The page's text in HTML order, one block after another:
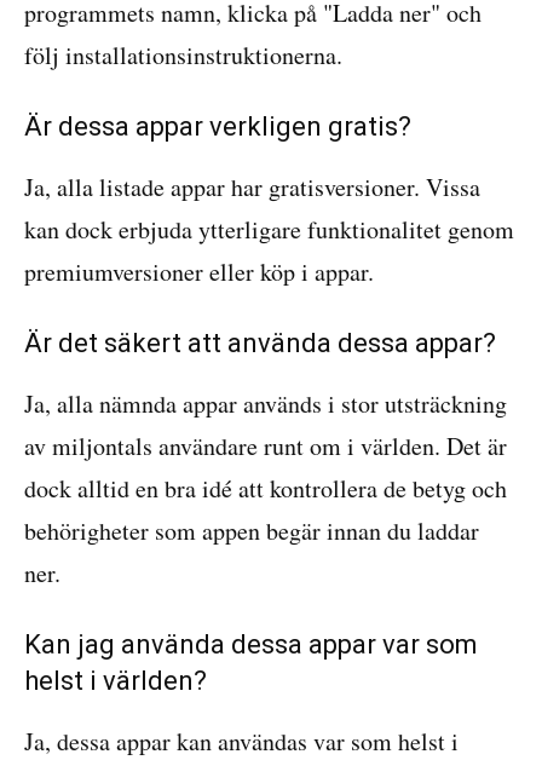
programmets namn, klicka på "Ladda ner" och
följ installationsinstruktionerna.
Är dessa appar verkligen gratis?
Ja, alla listade appar har gratisversioner. Vissa
kan dock erbjuda ytterligare funktionalitet genom
premiumversioner eller köp i appar.
Är det säkert att använda dessa appar?
Ja, alla nämnda appar används i stor utsträckning
av miljontals användare runt om i världen. Det är
dock alltid en bra idé att kontrollera de betyg och
behörigheter som appen begär innan du laddar
ner.
Kan jag använda dessa appar var som
helst i världen?
Ja, dessa appar kan användas var som helst i